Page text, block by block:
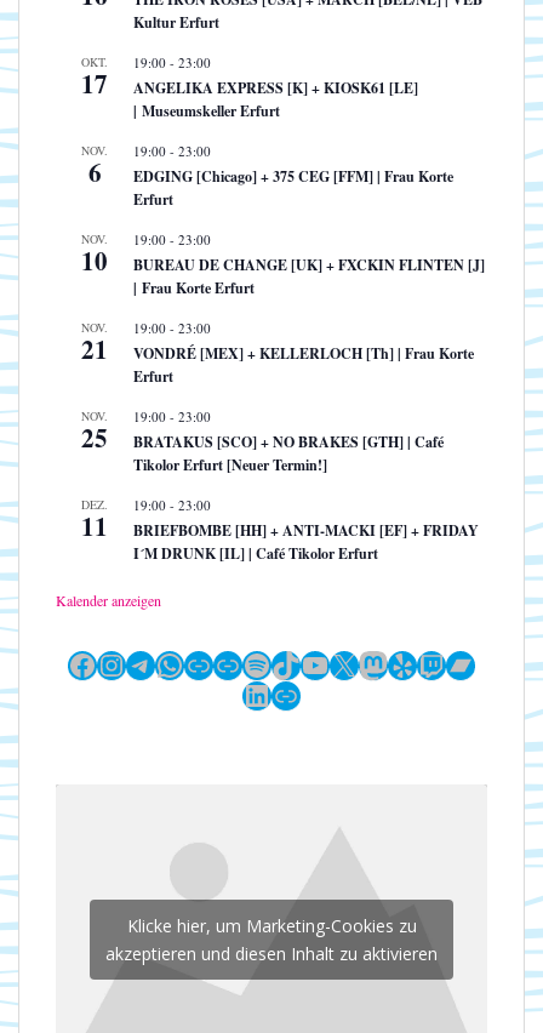
Kultur Erfurt
OKT.
17
19:00 - 23:00
ANGELIKA EXPRESS [K] + KIOSK61 [LE]
| Museumskeller Erfurt
NOV.
6
19:00 - 23:00
EDGING [Chicago] + 375 CEG [FFM] | Frau Korte
Erfurt
NOV.
10
19:00 - 23:00
BUREAU DE CHANGE [UK] + FXCKIN FLINTEN [J]
| Frau Korte Erfurt
NOV.
21
19:00 - 23:00
VONDRÉ [MEX] + KELLERLOCH [Th] | Frau Korte
Erfurt
NOV.
25
19:00 - 23:00
BRATAKUS [SCO] + NO BRAKES [GTH] | Café
Tikolor Erfurt [Neuer Termin!]
DEZ.
11
19:00 - 23:00
BRIEFBOMBE [HH] + ANTI-MACKI [EF] + FRIDAY
I´M DRUNK [IL] | Café Tikolor Erfurt
Kalender anzeigen
Facebook
Instagram
Telegram
WhatsApp
LinkLinkSpotify
TikTok
YouTube
X Mastodon
YelpTwitch
LinkedIn
Link
Klicke hier, um Marketing-Cookies zu
akzeptieren und diesen Inhalt zu aktivieren